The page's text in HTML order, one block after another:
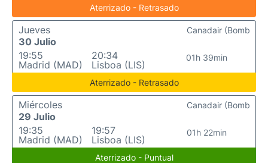
Aterrizado - Retrasado
Jueves
30 Julio
19:55
Madrid (MAD)
20:34
Lisboa (LIS)
01h 39min
Canadair (Bomb
Aterrizado - Retrasado
Miércoles
29 Julio
19:35
Madrid (MAD)
19:57
Lisboa (LIS)
01h 22min
Canadair (Bomb
Aterrizado - Puntual